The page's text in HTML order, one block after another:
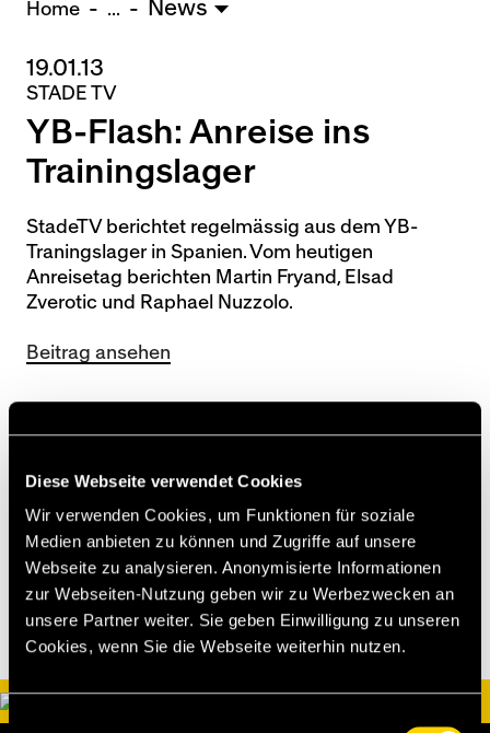
Diese Webseite verwendet Cookies
Wir verwenden Cookies, um Funktionen für soziale
Medien anbieten zu können und Zugriffe auf unsere
Webseite zu analysieren. Anonymisierte Informationen
zur Webseiten-Nutzung geben wir zu Werbezwecken an
unsere Partner weiter. Sie geben Einwilligung zu unseren
Cookies, wenn Sie die Webseite weiterhin nutzen.
Einwilligungsauswahl
U15 - TOBE *
10:0
Nachwuchs Frauen
Ostermundigen - FU20 *
Biel - FU18 *
0:4
Thörishaus - FU15
12:1
* = Testspiel / (C) = Cupspiel
Home ... News
19.01.13
STADE TV
YB-Flash: Anreise ins
Trainingslager
StadeTV berichtet regelmässig aus dem YB-
Traningslager in Spanien. Vom heutigen
Anreisetag berichten Martin Fryand, Elsad
Zverotic und Raphael Nuzzolo.
Beitrag ansehen
[tae]